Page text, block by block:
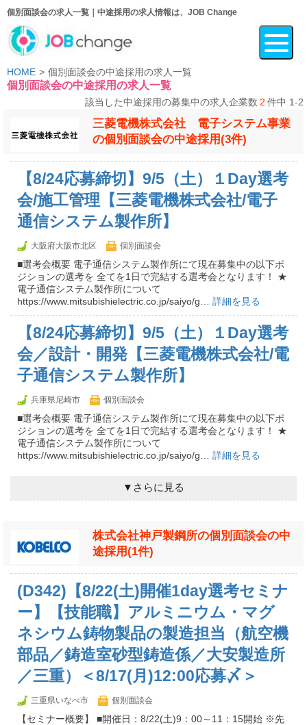
個別面談会の求人一覧｜中途採用の求人情報は、JOB Change
HOME 個別面談会の中途採用の求人一覧
個別面談会の中途採用の求人一覧
該当した中途採用の募集中の求人企業数 2 件中 1-2
三菱電機株式会社 電子システム事業
の個別面談会の中途採用(3件)
【8/24応募締切】9/5（土）１Day選考
会/施工管理【三菱電機株式会社/電子
通信システム製作所】
大阪府大阪市北区 個別面談会
■選考会概要 電子通信システム製作所にて現在募集中の以下ポ
ジションの選考を 全てを1日で完結する選考会となります！ ★
電子通信システム製作所について
https://www.mitsubishielectric.co.jp/saiyo/g… 詳細を見る
【8/24応募締切】9/5（土）１Day選考
会／設計・開発【三菱電機株式会社/電
子通信システム製作所】
兵庫県尼崎市 個別面談会
■選考会概要 電子通信システム製作所にて現在募集中の以下ポ
ジションの選考を 全てを1日で完結する選考会となります！ ★
電子通信システム製作所について
https://www.mitsubishielectric.co.jp/saiyo/g… 詳細を見る
▼さらに見る
株式会社神戸製鋼所の個別面談会の中
途採用(1件)
(D342)【8/22(土)開催1day選考セミナ
ー】【技能職】アルミニウム・マグ
ネシウム鋳物製品の製造担当（航空機
部品／鋳造室砂型鋳造係／大安製造所
／三重）＜8/17(月)12:00応募〆＞
三重県いなべ市 個別面談会
【セミナー概要】 ■開催日：8/22(土)9：00～11：15開始 ※先